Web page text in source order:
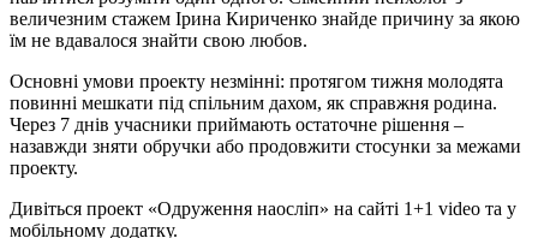
величезним стажем Ірина Кириченко знайде причину за якою
їм не вдавалося знайти свою любов.
Основні умови проекту незмінні: протягом тижня молодята
повинні мешкати під спільним дахом, як справжня родина.
Через 7 днів учасники приймають остаточне рішення –
назавжди зняти обручки або продовжити стосунки за межами
проекту.
Дивіться проект «Одруження наосліп» на сайті 1+1 video та у
мобільному додатку.